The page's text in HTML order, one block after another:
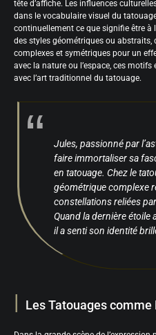
tête d’affiche. Les influences
dans le vocabulaire visuel du
continuellement ce que signifie être
des styles géométriques ou
complexes et symétriques pour un
avec la nature ou l’espace, ces
avec l’art traditionnel du tatouage.
Jules, passionné par
faire immortaliser sa
en tatouage. Chez le
géométrique complexe
constellations reliées
Quand la dernière étoile
il a senti son identité
Les Tatouages comme